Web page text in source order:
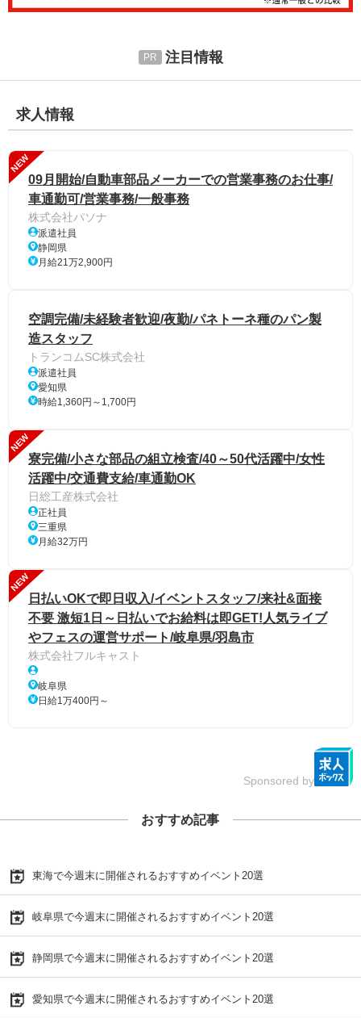
注目情報
求人情報
NEW
09月開始/自動車部品メーカーでの営業事務のお仕事/
車通勤可/営業事務/一般事務
株式会社パソナ
派遣社員
静岡県
月給21万2,900円
空調完備/未経験者歓迎/夜勤/パネトーネ種のパン製
造スタッフ
トランコムSC株式会社
派遣社員
愛知県
時給1,360円～1,700円
NEW
寮完備/小さな部品の組立検査/40～50代活躍中/女性
活躍中/交通費支給/車通勤OK
日総工産株式会社
正社員
三重県
月給32万円
NEW
日払いOKで即日収入/イベントスタッフ/来社&面接
不要 激短1日～日払いでお給料は即GET!人気ライブ
やフェスの運営サポート/岐阜県/羽島市
株式会社フルキャスト
岐阜県
日給1万400円～
Sponsored by
おすすめ記事
東海で今週末に開催されるおすすめイベント20選
岐阜県で今週末に開催されるおすすめイベント20選
静岡県で今週末に開催されるおすすめイベント20選
愛知県で今週末に開催されるおすすめイベント20選